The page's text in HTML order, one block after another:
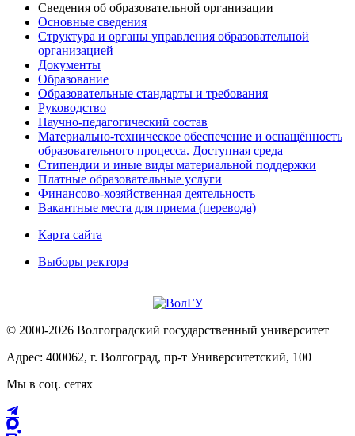
Сведения об образовательной организации
Основные сведения
Структура и органы управления образовательной
организацией
Документы
Образование
Образовательные стандарты и требования
Руководство
Научно-педагогический состав
Материально-техническое обеспечение и оснащённость
образовательного процесса. Доступная среда
Стипендии и иные виды материальной поддержки
Платные образовательные услуги
Финансово-хозяйственная деятельность
Вакантные места для приема (перевода)
Карта сайта
Выборы ректора
© 2000-2026 Волгоградский государственный университет
Адрес: 400062, г. Волгоград, пр-т Университетский, 100
Мы в соц. сетях